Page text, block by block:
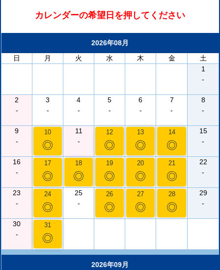
カレンダーの希望日を押してください
2026年08月
日
月 火 水 木 金
土
1
-
2
-
3
-
4
-
5
-
6
-
7
-
8
-
9
-
10
◎
11
-
12
◎
13
◎
14
◎
15
-
16
-
17
◎
18
◎
19
◎
20
◎
21
◎
22
-
23
-
24
◎
25
-
26
◎
27
◎
28
◎
29
-
30
-
31
◎
2026年09月